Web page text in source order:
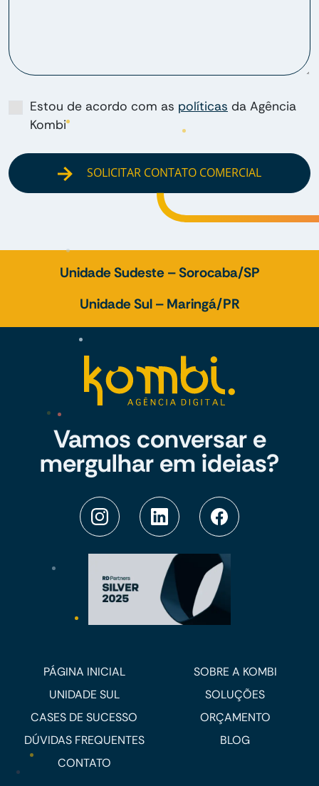
Estou de acordo com as políticas da Agência
Kombi
SOLICITAR CONTATO COMERCIAL
Unidade Sudeste – Sorocaba/SP
Unidade Sul – Maringá/PR
Vamos conversar e
mergulhar em ideias?
PÁGINA INICIAL
SOBRE A KOMBI
UNIDADE SUL
SOLUÇÕES
CASES DE SUCESSO
ORÇAMENTO
DÚVIDAS FREQUENTES
BLOG
CONTATO